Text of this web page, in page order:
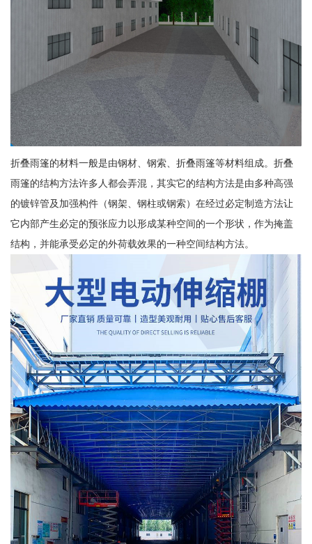
折叠雨篷的材料一般是由钢材、钢索、折叠雨篷等材料组成。折叠
雨篷的结构方法许多人都会弄混，其实它的结构方法是由多种高强
的镀锌管及加强构件（钢架、钢柱或钢索）在经过必定制造方法让
它内部产生必定的预张应力以形成某种空间的一个形状，作为掩盖
结构，并能承受必定的外荷载效果的一种空间结构方法。